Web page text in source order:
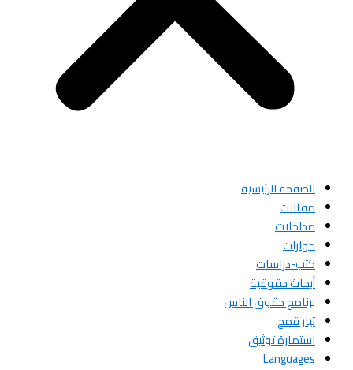
الصفحة الرئيسية
مقالات
مداخلات
حوارات
كتب-دراسات
أبحاث حقوقية
برنامج حقوق الناس
تيار قمح
استمارة توثيق
Languages